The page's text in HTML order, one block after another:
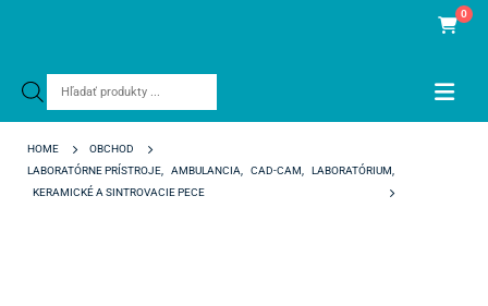
Products
0
HOME
OBCHOD
LABORATÓRNE PRÍSTROJE
AMBULANCIA CAD-CAM LABORATÓRIUM
KERAMICKÉ A SINTROVACIE PECE